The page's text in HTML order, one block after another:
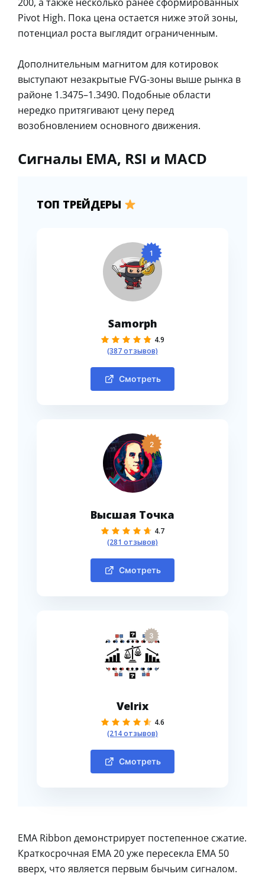
Pivot High. Пока цена остается ниже этой зоны,
потенциал роста выглядит ограниченным.
Дополнительным магнитом для котировок
выступают незакрытые FVG-зоны выше рынка в
районе 1.3475–1.3490. Подобные области
нередко притягивают цену перед
возобновлением основного движения.
Сигналы EMA, RSI и MACD
ТОП ТРЕЙДЕРЫ
1
Samorph
4.9
(387 отзывов)
Смотреть
2
Высшая Точка
4.7
(281 отзывов)
Смотреть
3
Velrix
4.6
(214 отзывов)
Смотреть
EMA Ribbon демонстрирует постепенное сжатие.
Краткосрочная EMA 20 уже пересекла EMA 50
вверх, что является первым бычьим сигналом.